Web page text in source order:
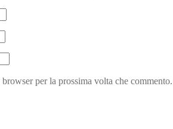
per la prossima volta che commento.